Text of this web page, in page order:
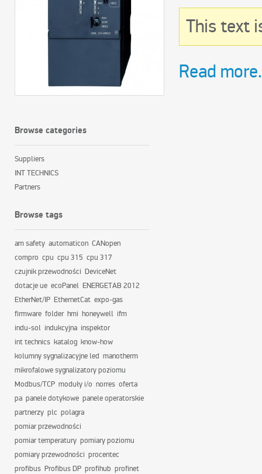
This text
Read
Browse categories
Suppliers
INT TECHNICS
Partners
Browse tags
am safety automaticon CANopen
compro cpu cpu 315 cpu 317
czujnik przewodności DeviceNet
dotacje ue ecoPanel ENERGETAB 2012
EtherNet/IP EthernetCat expo-gas
firmware folder hmi honeywell ifm
indu-sol indukcyjna inspektor
int technics katalog know-how
kolumny sygnalizacyjne led manotherm
mikrofalowe sygnalizatory poziomu
Modbus/TCP moduły i/o norres oferta
pa panele dotykowe panele operatorskie
partnerzy plc polagra
pomiar przewodności
pomiar temperatury pomiary poziomu
pomiary przewodności procentec
profibus Profibus DP profihub profinet